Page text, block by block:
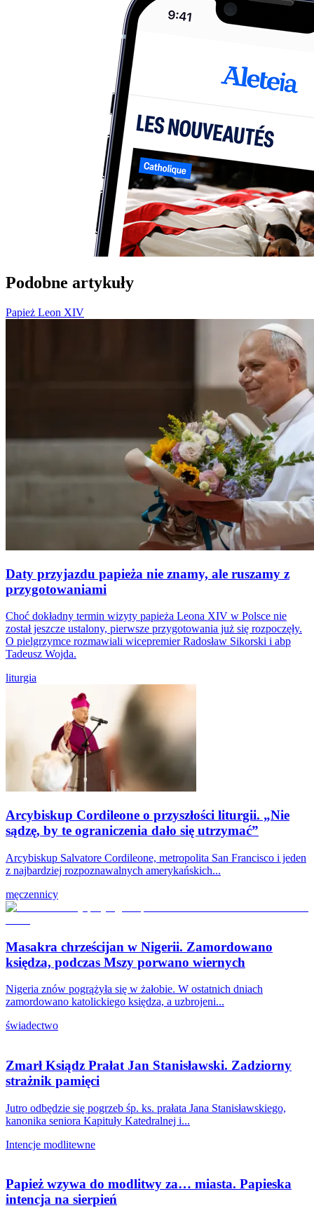
Podobne artykuły
Papież Leon XIV
Daty przyjazdu papieża nie znamy, ale ruszamy z
przygotowaniami
Choć dokładny termin wizyty papieża Leona XIV w Polsce nie
został jeszcze ustalony, pierwsze przygotowania już się rozpoczęły.
O pielgrzymce rozmawiali wicepremier Radosław Sikorski i abp
Tadeusz Wojda.
liturgia
Arcybiskup Cordileone o przyszłości liturgii. „Nie
sądzę, by te ograniczenia dało się utrzymać”
Arcybiskup Salvatore Cordileone, metropolita San Francisco i jeden
z najbardziej rozpoznawalnych amerykańskich...
męczennicy
Masakra chrześcijan w Nigerii. Zamordowano
księdza, podczas Mszy porwano wiernych
Nigeria znów pogrążyła się w żałobie. W ostatnich dniach
zamordowano katolickiego księdza, a uzbrojeni...
świadectwo
Zmarł Ksiądz Prałat Jan Stanisławski. Zadziorny
strażnik pamięci
Jutro odbędzie się pogrzeb śp. ks. prałata Jana Stanisławskiego,
kanonika seniora Kapituły Katedralnej i...
Intencje modlitewne
Papież wzywa do modlitwy za… miasta. Papieska
intencja na sierpień